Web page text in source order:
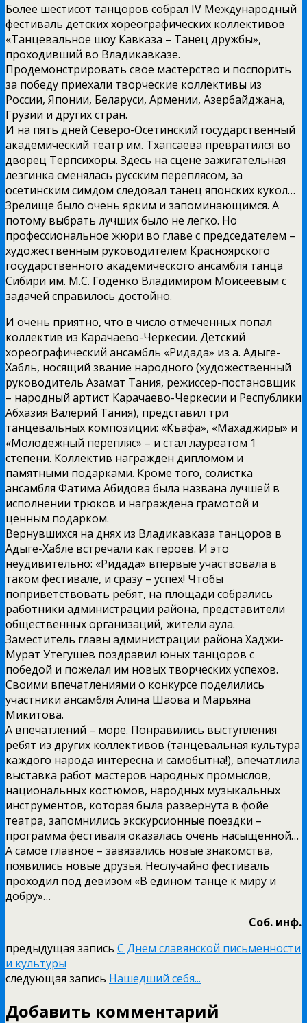
Более шестисот танцоров собрал IV Международный
фестиваль детских хореографических коллективов
«Танцевальное шоу Кавказа – Танец дружбы»,
проходивший во Владикавказе.
Продемонстрировать свое мастерство и поспорить
за победу приехали творческие коллективы из
России, Японии, Беларуси, Армении, Азербайджана,
Грузии и других стран.
И на пять дней Северо-Осетинский государственный
академический театр им. Тхапсаева превратился во
дворец Терпсихоры. Здесь на сцене зажигательная
лезгинка сменялась русским переплясом, за
осетинским симдом следовал танец японских кукол…
Зрелище было очень ярким и запоминающимся. А
потому выбрать лучших было не легко. Но
профессиональное жюри во главе с председателем –
художественным руководителем Красноярского
государственного академического ансамбля танца
Сибири им. М.С. Годенко Владимиром Моисеевым с
задачей справилось достойно.
И очень приятно, что в число отмеченных попал
коллектив из Карачаево-Черкесии. Детский
хореографический ансамбль «Ридада» из а. Адыге-
Хабль, носящий звание народного (художественный
руководитель Азамат Тания, режиссер-постановщик
– народный артист Карачаево-Черкесии и Республики
Абхазия Валерий Тания), представил три
танцевальных композиции: «Къафа», «Махаджиры» и
«Молодежный перепляс» – и стал лауреатом 1
степени. Коллектив награжден дипломом и
памятными подарками. Кроме того, солистка
ансамбля Фатима Абидова была названа лучшей в
исполнении трюков и награждена грамотой и
ценным подарком.
Вернувшихся на днях из Владикавказа танцоров в
Адыге-Хабле встречали как героев. И это
неудивительно: «Ридада» впервые участвовала в
таком фестивале, и сразу – успех! Чтобы
поприветствовать ребят, на площади собрались
работники администрации района, представители
общественных организаций, жители аула.
Заместитель главы администрации района Хаджи-
Мурат Утегушев поздравил юных танцоров с
победой и пожелал им новых творческих успехов.
Своими впечатлениями о конкурсе поделились
участники ансамбля Алина Шаова и Марьяна
Микитова.
А впечатлений – море. Понравились выступления
ребят из других коллективов (танцевальная культура
каждого народа интересна и самобытна!), впечатлила
выставка работ мастеров народных промыслов,
национальных костюмов, народных музыкальных
инструментов, которая была развернута в фойе
театра, запомнились экскурсионные поездки –
программа фестиваля оказалась очень насыщенной…
А самое главное – завязались новые знакомства,
появились новые друзья. Неслучайно фестиваль
проходил под девизом «В едином танце к миру и
добру»…
Соб. инф.
предыдущая запись С Днем славянской письменности
и культуры
следующая запись Нашедший себя...
Добавить комментарий